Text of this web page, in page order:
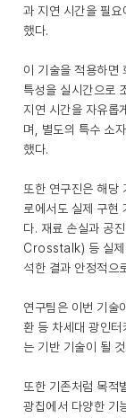
과 지연 시간을 필요
했다.
이 기술을 적용하면
특성을 실시간으로
지연 시간을 자유롭
며, 별도의 특수 소
했다.
또한 연구진은 해당
로에서도 실제 구현
다. 재료 손실과 공
Crosstalk) 등 실제
석한 결과 안정적으
연구팀은 이번 기술
환 등 차세대 광인
는 기반 기술이 될
또한 기존처럼 목적
광칩에서 다양한 기